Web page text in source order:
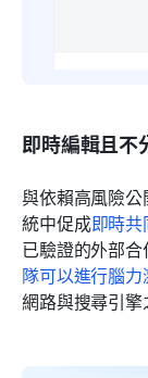
即時編輯且不
與依賴高風險
統中促成即時
已驗證的外部
隊可以進行腦力
網路與搜尋引擎